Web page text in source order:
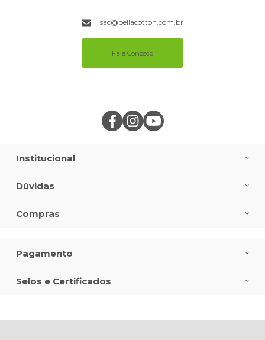
Institucional
Dúvidas
Compras
sac@bellacotton.com.br
Fale Conosco
Pagamento
Selos e Certificados